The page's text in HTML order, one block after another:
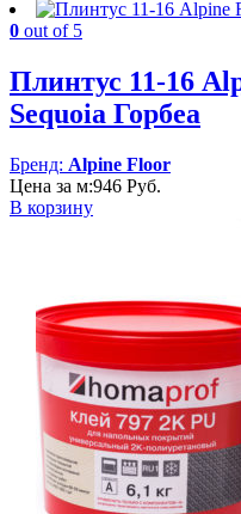
0 out of 5
Плинтус 11-16
Sequoia Горбеа
Бренд: Alpine Floor
Цена за м:946 Руб.
В корзину